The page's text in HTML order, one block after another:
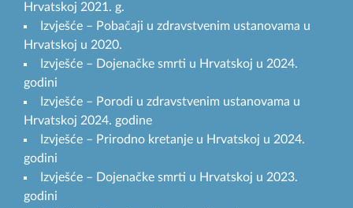
Hrvatskoj 2021. g.
Izvješće – Pobačaji u zdravstvenim ustanovama u
Hrvatskoj u 2020.
Izvješće – Dojenačke smrti u Hrvatskoj u 2024.
godini
Izvješće – Porodi u zdravstvenim ustanovama u
Hrvatskoj 2024. godine
Izvješće – Prirodno kretanje u Hrvatskoj u 2024.
godini
Izvješće – Dojenačke smrti u Hrvatskoj u 2023.
godini